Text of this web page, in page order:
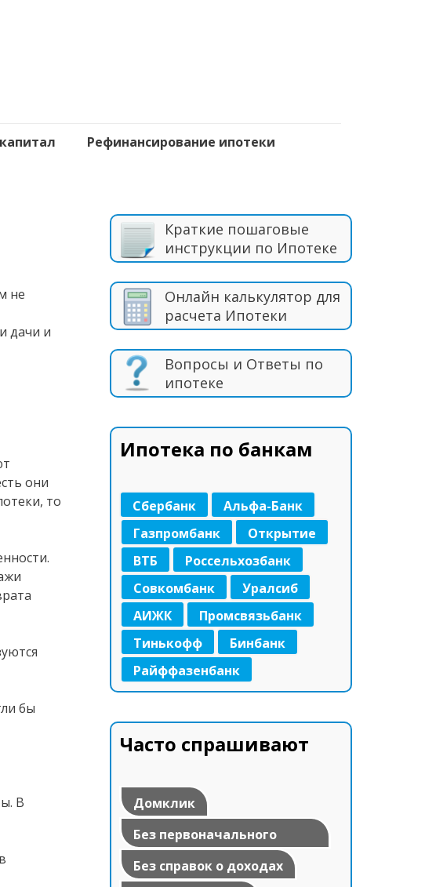
Рефинансирование ипотеки
не
дачи и
они
то
бы
В
Краткие пошаговые
инструкции по Ипотеке
Онлайн калькулятор для
расчета Ипотеки
Вопросы и Ответы по
ипотеке
Ипотека по банкам
Сбербанк
Альфа-Банк
Газпромбанк
Открытие
ВТБ
Россельхозбанк
Совкомбанк
Уралсиб
АИЖК
Промсвязьбанк
Тинькофф
Бинбанк
Райффазенбанк
Часто спрашивают
Домклик
Без первоначального
взноса
Без справок о доходах